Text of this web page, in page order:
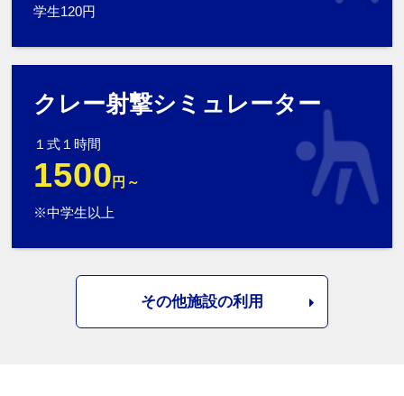
学生120円
クレー射撃シミュレーター
１式１時間
1500 円～
※中学生以上
その他施設の利用